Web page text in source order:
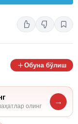
Обуна бўлиш
олинг
→